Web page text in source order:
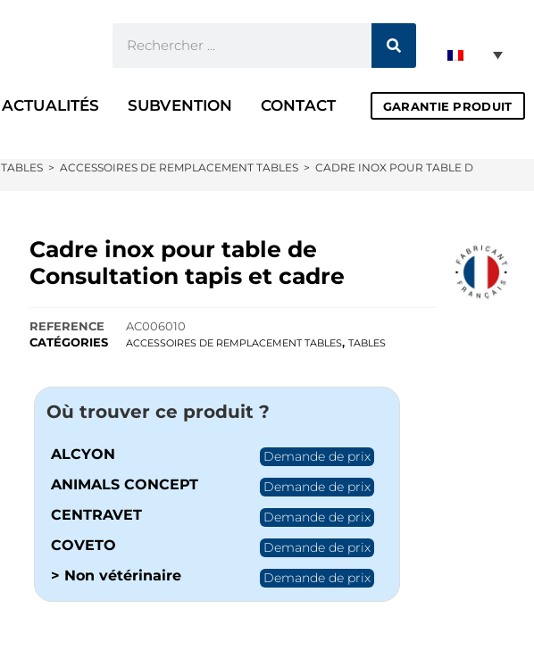
ACTUALITÉS SUBVENTION CONTACT GARANTIE PRODUIT
TABLES > ACCESSOIRES DE REMPLACEMENT TABLES > CADRE INOX POUR TABLE DE
Cadre inox pour table de
Consultation tapis et cadre
REFERENCE
AC006010
CATÉGORIES
ACCESSOIRES DE REMPLACEMENT TABLES,TABLES
Où trouver ce produit ?
ALCYON Demande de prix
ANIMALS CONCEPT Demande de prix
CENTRAVET Demande de prix
COVETO Demande de prix
> Non vétérinaire Demande de prix